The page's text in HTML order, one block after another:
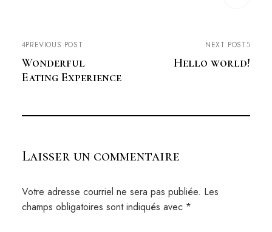
PREVIOUS POST
Wonderful
Eating Experience
NEXT POST
Hello world!
Laisser un commentaire
Votre adresse courriel ne sera pas publiée. Les
champs obligatoires sont indiqués avec *